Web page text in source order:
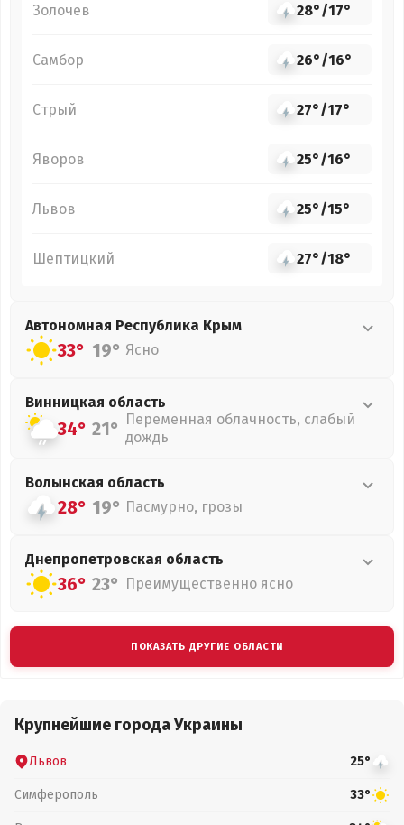
Золочев 28°/17°
Самбор 26°/16°
Стрый 27°/17°
Яворов 25°/16°
Львов 25°/15°
Шептицкий 27°/18°
Автономная Республика Крым
33° 19° Ясно
Винницкая область
34° 21° Переменная облачность, слабый
дождь
Волынская область
28° 19° Пасмурно, грозы
Днепропетровская область
36° 23° Преимущественно ясно
ПОКАЗАТЬ ДРУГИЕ ОБЛАСТИ
Крупнейшие города Украины
Львов 25°
Симферополь 33°